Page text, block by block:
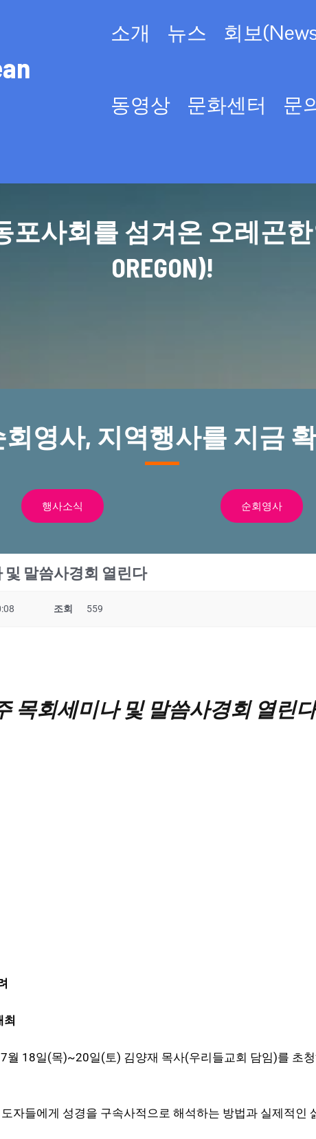
소개 뉴스 회보
동영상 문화센터 문
사회를 섬겨온 오레곤한인
OREGON)!
영사, 지역행사를 지금
행사소식 순회영사
말씀사경회 열린다
조회 559
목회세미나 및 말씀사경회 열린
18일(목)~20일(토) 김양재 목사(우리들교회 담임)를 초청
도자들에게 성경을 구속사적으로 해석하는 방법과 실제적